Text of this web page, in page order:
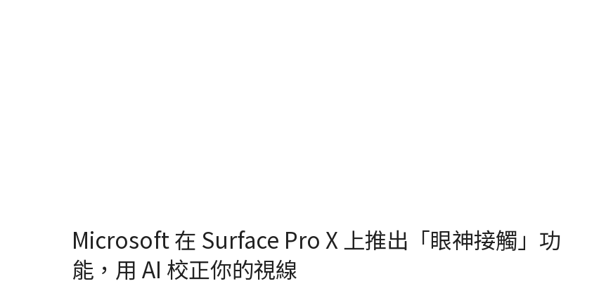
Microsoft 在 Surface Pro X 上推出「眼神接觸」功
能，用 AI 校正你的視線